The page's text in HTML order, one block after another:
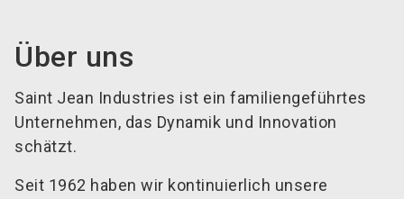
Über uns
Saint Jean Industries ist ein familiengeführtes
Unternehmen, das Dynamik und Innovation
schätzt.
Seit 1962 haben wir kontinuierlich unsere